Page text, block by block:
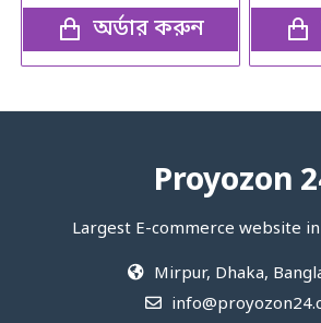
অর্ডার করুন
Proyozon
Largest E-commerce website in
Mirpur, Dhaka,